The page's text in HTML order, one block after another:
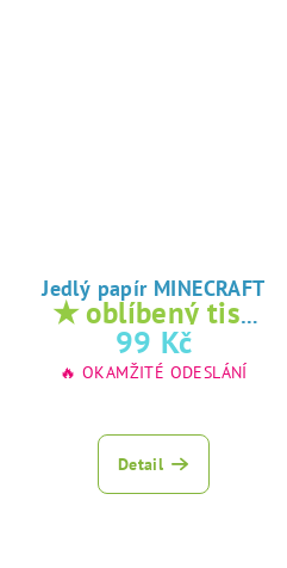
Jedlý papír MINECRAFT
★ oblíbený tisk
na jedlý papír
99 Kč
🔥 OKAMŽITÉ ODESLÁNÍ
Detail